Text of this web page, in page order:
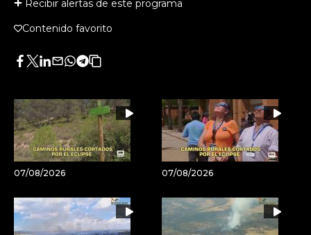
Recibir alertas de este programa
Contenido favorito
Facebook
Twitter
LinkedIn
Enviar
Whatsapp
Telegram
Copiar
artículo
07/08/2026 07/08/2026